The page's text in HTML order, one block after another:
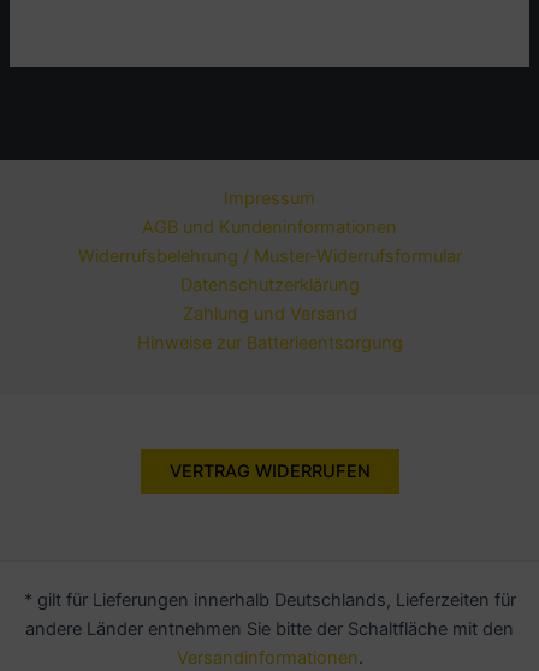
Impressum
AGB und Kundeninformationen
Widerrufsbelehrung / Muster-Widerrufsformular
Datenschutzerklärung
Zahlung und Versand
Hinweise zur Batterieentsorgung
VERTRAG WIDERRUFEN
* gilt für Lieferungen innerhalb Deutschlands, Lieferzeiten für
andere Länder entnehmen Sie bitte der Schaltfläche mit den
Versandinformationen.